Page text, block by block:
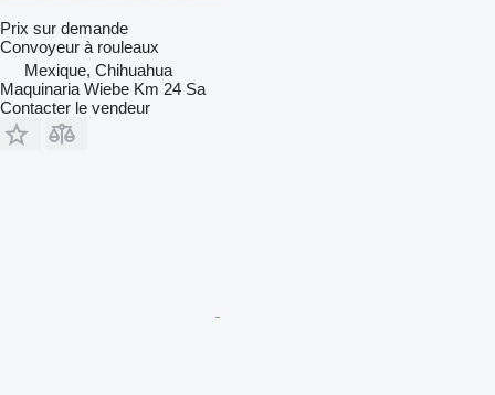
Prix sur demande
Convoyeur à rouleaux
Mexique, Chihuahua
Maquinaria Wiebe Km 24 Sa
Contacter le vendeur